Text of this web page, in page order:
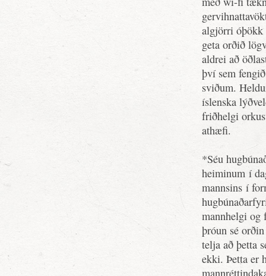
algjörri óþökk
geta orðið
aldrei að
því sem
sviðum.
íslenska
friðhelgi
athæfi.
*Séu
heiminum í
mannsins í
mannhelgi
þróun sé
telja að þetta
ekki. Þetta er